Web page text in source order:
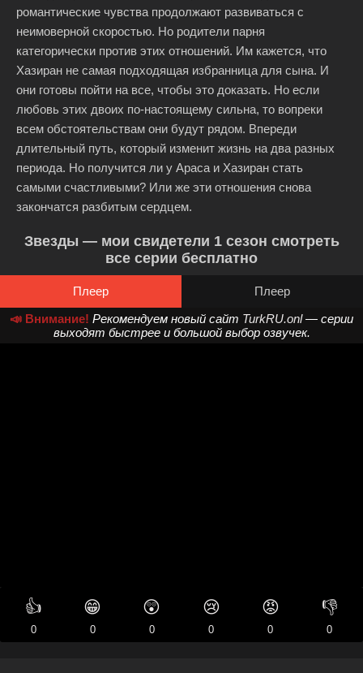
романтические чувства продолжают развиваться с
неимоверной скоростью. Но родители парня
категорически против этих отношений. Им кажется, что
Хазиран не самая подходящая избранница для сына. И
они готовы пойти на все, чтобы это доказать. Но если
любовь этих двоих по-настоящему сильна, то вопреки
всем обстоятельствам они будут рядом. Впереди
длительный путь, который изменит жизнь на два разных
периода. Но получится ли у Араса и Хазиран стать
самыми счастливыми? Или же эти отношения снова
закончатся разбитым сердцем.
Звезды — мои свидетели 1 сезон смотреть
все серии бесплатно
Плеер
Плеер
📣 Внимание! Рекомендуем новый сайт TurkRU.onl— серии
выходят быстрее и большой выбор озвучек.
👍
0
😁
0
😲
0
😢
0
😡
0
👎
0